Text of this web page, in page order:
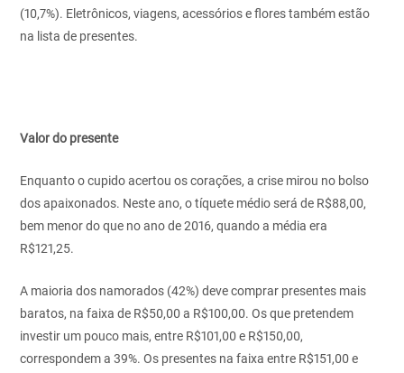
(10,7%). Eletrônicos, viagens, acessórios e flores também estão
na lista de presentes.
Valor do presente
Enquanto o cupido acertou os corações, a crise mirou no bolso
dos apaixonados. Neste ano, o tíquete médio será de R$88,00,
bem menor do que no ano de 2016, quando a média era
R$121,25.
A maioria dos namorados (42%) deve comprar presentes mais
baratos, na faixa de R$50,00 a R$100,00. Os que pretendem
investir um pouco mais, entre R$101,00 e R$150,00,
correspondem a 39%. Os presentes na faixa entre R$151,00 e